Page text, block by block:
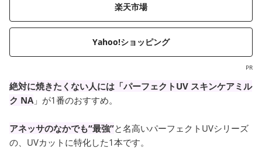
楽天市場
Yahoo!ショッピング
PR
絶対に焼きたくない人には「パーフェクトUV スキンケアミル
ク NA 」が1番のおすすめ。
アネッサのなかでも“最強”と名高いパーフェクトUVシリーズ
の、UVカットに特化した1本です。